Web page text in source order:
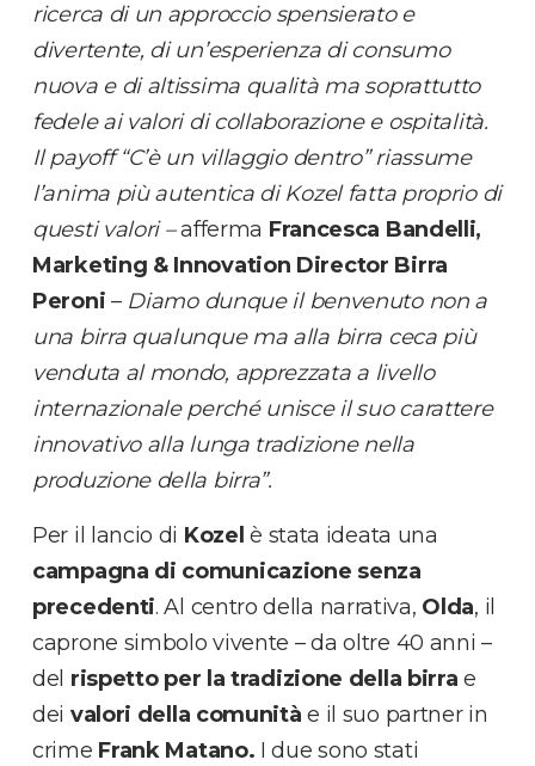
ricerca di un approccio spensierato e
divertente, di un’esperienza di consumo
nuova e di altissima qualità ma soprattutto
fedele ai valori di collaborazione e ospitalità.
Il payoff “C’è un villaggio dentro” riassume
l’anima più autentica di Kozel fatta proprio di
questi valori –afferma Francesca Bandelli,
Marketing & Innovation Director Birra
Peroni – Diamo dunque il benvenuto non a
una birra qualunque ma alla birra ceca più
venduta al mondo, apprezzata a livello
internazionale perché unisce il suo carattere
innovativo alla lunga tradizione nella
produzione della birra”.
Per il lancio di Kozelè stata ideata una
campagna di comunicazione senza
precedenti. Al centro della narrativa, Olda, il
caprone simbolo vivente – da oltre 40 anni –
del rispetto per la tradizione della birra e
dei valori della comunità e il suo partner in
crime Frank Matano. I due sono stati